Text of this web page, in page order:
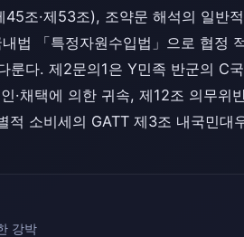
조·제53조), 조약문 해석의 일반
법 「특정자원수입법」으로 협정
다. 제2문의1은 Y민족 반군의 C
·채택에 의한 귀속, 제12조 의무위
적 소비세의 GATT 제3조 내국민대
강박